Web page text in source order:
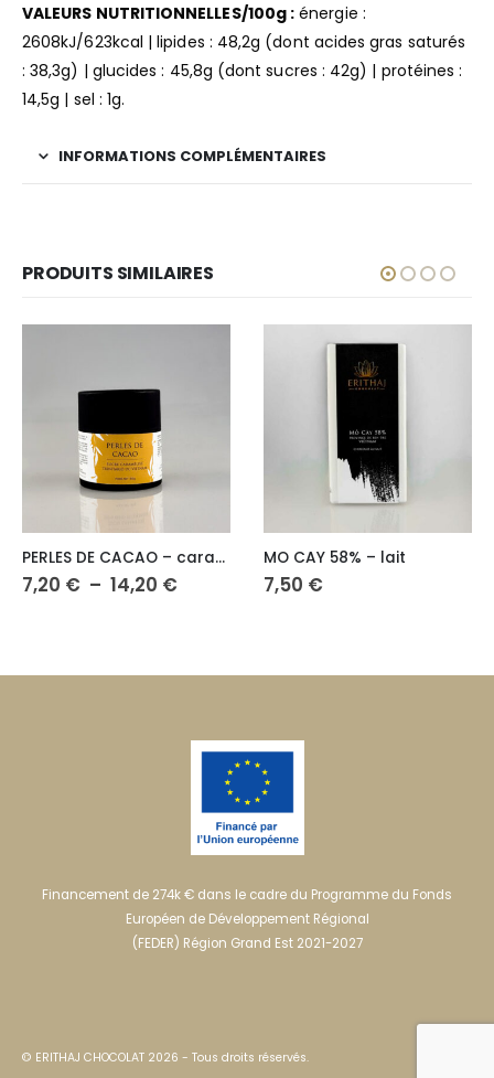
VALEURS NUTRITIONNELLES/100g : énergie :
2608kJ/623kcal | lipides : 48,2g (dont acides gras saturés
: 38,3g) | glucides : 45,8g (dont sucres : 42g) | protéines :
14,5g | sel : 1g.
INFORMATIONS COMPLÉMENTAIRES
PRODUITS SIMILAIRES
PERLES DE CACAO – caramélisées
7,20 € – 14,20 €
14,20 €
MO CAY 58% – lait
7,50 €
Financement de 274k € dans le cadre du Programme du Fonds
Européen de Développement Régional
(FEDER) Région Grand Est 2021-2027
© ERITHAJ CHOCOLAT 2026 - Tous droits réservés.